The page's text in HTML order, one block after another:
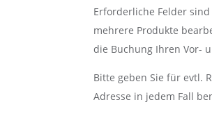
Erforderliche Felder
mehrere Produkte
die Buchung Ihren Vor-
Bitte geben Sie für evtl.
Adresse in jedem Fall